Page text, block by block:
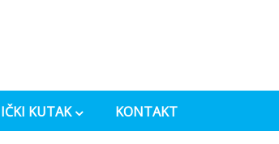
KUTAK KONTAKT